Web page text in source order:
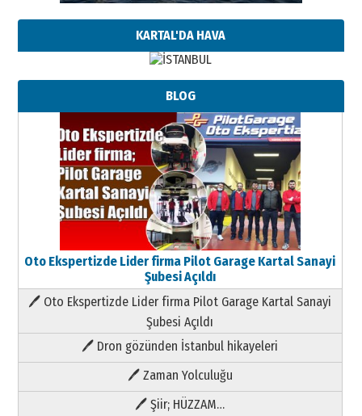
KARTAL'DA HAVA
BLOG
Oto Ekspertizde Lider firma Pilot Garage Kartal Sanayi
Şubesi Açıldı
🖊 Oto Ekspertizde Lider firma Pilot Garage Kartal Sanayi
Şubesi Açıldı
🖊 Dron gözünden İstanbul hikayeleri
🖊 Zaman Yolculuğu
🖊 Şiir; HÜZZAM…